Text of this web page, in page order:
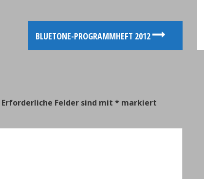
BLUETONE-PROGRAMMHEFT 2012
Erforderliche Felder sind mit * markiert